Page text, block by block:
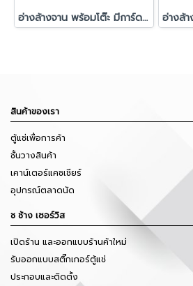
อ่างล้างจาน พร้อมโต๊ะ มีการ์ด อ่าง 2 หลุม รุ่น STW-15-60
สินค้าของเรา
ตู้แช่เพื่อการค้า
ชั้นวางสินค้า
เคาน์เตอร์แคชเชียร์
อุปกรณ์ตลาดนัด
ช ช้าง เซอร์วิส
เปิดร้าน และออกแบบร้านค้าใหม่
รับออกแบบสติ๊กเกอร์ตู้แช่
ประกอบและติดตั้ง